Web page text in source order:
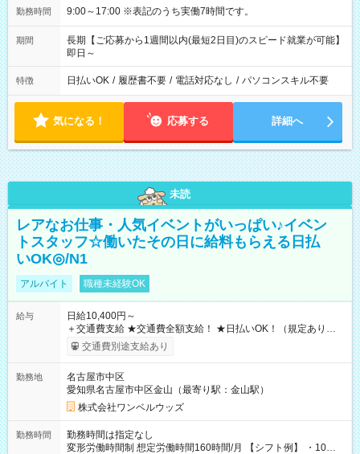
勤務時間 9:00～17:00 ※表記のうち実働7時間です。
期間
長期【ご応募から1週間以内(最短2日目)のスピード就業が可能】
即日～
特徴 日払いOK / 履歴書不要 / 電話対応なし / パソコンスキル不要
気になる！ 応募する 詳細へ
未読
レアなお仕事・人気イベントがいっぱい♪イベン
トスタッフ☆働いたその日に給料もらえる日払
いOK◎/N1
アルバイト 職種未経験OK
給与
日給10,400円～
＋交通費支給 ★交通費全額支給！ ★日払いOK！（規定あり） ┗
働いたその日に現金GET♪ お仕事後はコンビニATMから 日払
交通費別途支給あり
勤務地
名古屋市中区
愛知県名古屋市中区金山（最寄り駅：金山駅）
株式会社ワンベルウッズ
勤務時間
勤務時間は指定なし
変形労働時間制 想定労働時間160時間/月 【シフト例】 ・10：